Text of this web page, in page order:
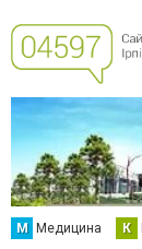
М Медицина К